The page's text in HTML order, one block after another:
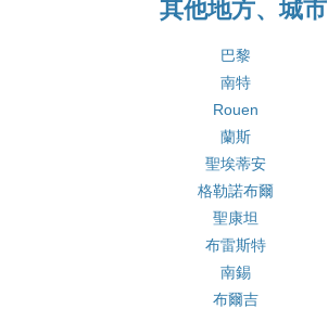
其他地方、城市
巴黎
南特
Rouen
蘭斯
聖埃蒂安
格勒諾布爾
聖康坦
布雷斯特
南錫
布爾吉